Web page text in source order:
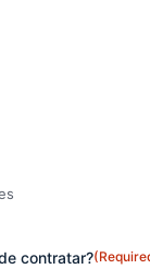
contratar?